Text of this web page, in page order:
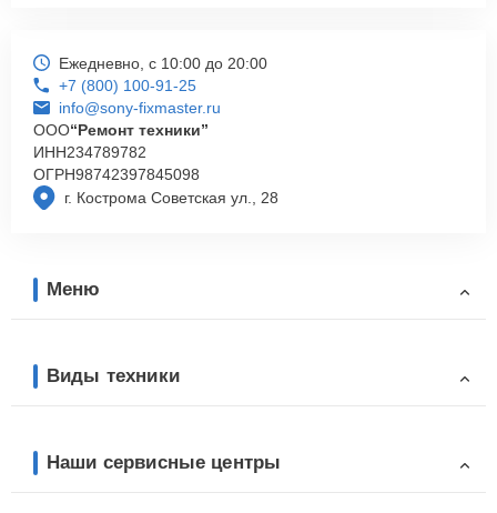
г. Кострома Советская ул., 28
Ежедневно, с 10:00 до 20:00
+7 (800) 100-91-25
info@sony-fixmaster.ru
ООО“Ремонт техники”
ИНН234789782
ОГРН98742397845098
Меню
Виды техники
Наши сервисные центры